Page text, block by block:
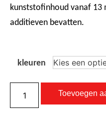
kunststofinhoud vanaf 13
additieven bevatten.
kleuren
Toevoegen